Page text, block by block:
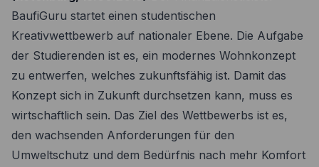
BaufiGuru startet einen studentischen
Kreativwettbewerb auf nationaler Ebene. Die Aufgabe
der Studierenden ist es, ein modernes Wohnkonzept
zu entwerfen, welches zukunftsfähig ist. Damit das
Konzept sich in Zukunft durchsetzen kann, muss es
wirtschaftlich sein. Das Ziel des Wettbewerbs ist es,
den wachsenden Anforderungen für den
Umweltschutz und dem Bedürfnis nach mehr Komfort